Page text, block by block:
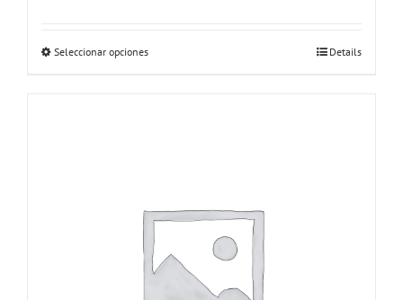
Seleccionar opcionesEste
pueden
en
la
Details